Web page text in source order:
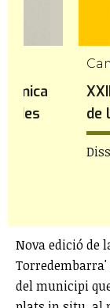
de
Nova edició de
del municipi